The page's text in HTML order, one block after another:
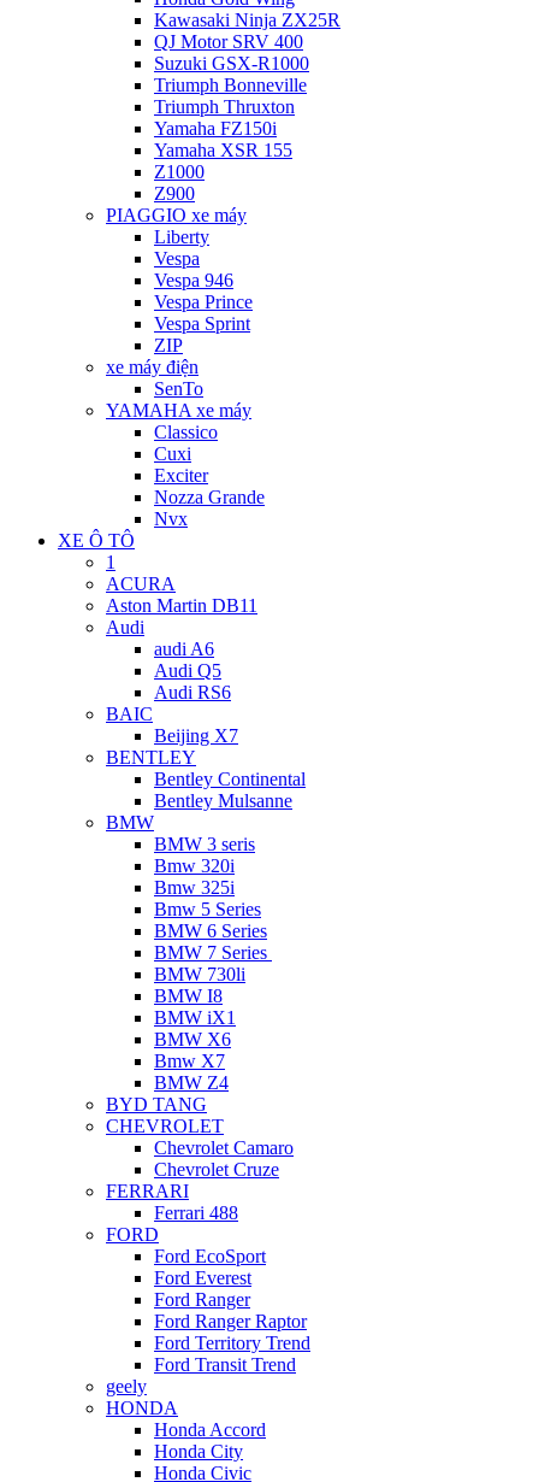
Kawasaki Ninja ZX25R
QJ Motor SRV 400
Suzuki GSX-R1000
Triumph Bonneville
Triumph Thruxton
Yamaha FZ150i
Yamaha XSR 155
Z1000
Z900
PIAGGIO xe máy
Liberty
Vespa
Vespa 946
Vespa Prince
Vespa Sprint
ZIP
xe máy điện
SenTo
YAMAHA xe máy
Classico
Cuxi
Exciter
Nozza Grande
Nvx
XE Ô TÔ
1
ACURA
Aston Martin DB11
Audi
audi A6
Audi Q5
Audi RS6
BAIC
Beijing X7
BENTLEY
Bentley Continental
Bentley Mulsanne
BMW
BMW 3 seris
Bmw 320i
Bmw 325i
Bmw 5 Series
BMW 6 Series
BMW 7 Series
BMW 730li
BMW I8
BMW iX1
BMW X6
Bmw X7
BMW Z4
BYD TANG
CHEVROLET
Chevrolet Camaro
Chevrolet Cruze
FERRARI
Ferrari 488
FORD
Ford EcoSport
Ford Everest
Ford Ranger
Ford Ranger Raptor
Ford Territory Trend
Ford Transit Trend
geely
HONDA
Honda Accord
Honda City
Honda Civic